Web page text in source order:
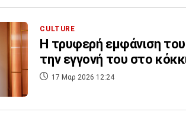
CULTURE
Η τρυφερή εμφάνιση
την εγγονή του στο
17 Μαρ 2026 12:24